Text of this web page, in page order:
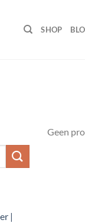
SHOP
Geen